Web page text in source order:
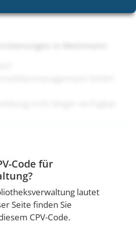
Code für
lautet
Seite finden Sie
CPV-Code.